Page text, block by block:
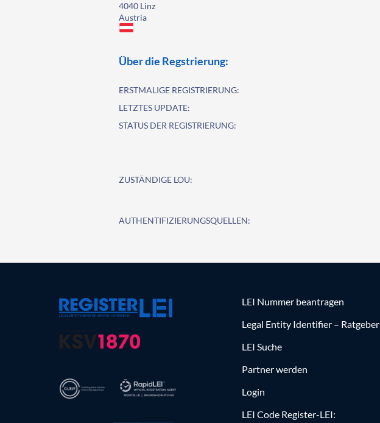
4040 Linz
Austria
Über die Regstrierung:
ERSTMALIGE REGISTRIERUNG:
LETZTES UPDATE:
STATUS DER REGISTRIERUNG:
ZUSTÄNDIGE LOU:
AUTHENTIFIZIERUNGSQUELLEN:
LEI Nummer beantragen
Legal Entity Identifier – Ratgeber
LEI Suche
Partner werden
Login
LEI Code Register-LEI: